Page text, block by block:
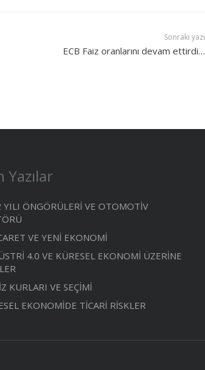
Sonraki yazı
ECB Faiz oranlarını devam ettirdi…
Yazılar
YILI ÖNGÖRÜLERİ VE OTOMOTİV
VE YENİ EKONOMİ
4.0 VE KÜRESEL EKONOMİ ÜZERİNE
KURLARI VE SEÇİMİ
EKONOMİDE TİCARİ RİSKLER